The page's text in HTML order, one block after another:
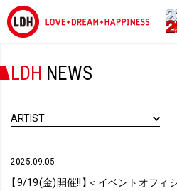
LDH NEWS
ARTIST
2025.09.05
【9/19(金)開催!! 】＜イベントオフィ